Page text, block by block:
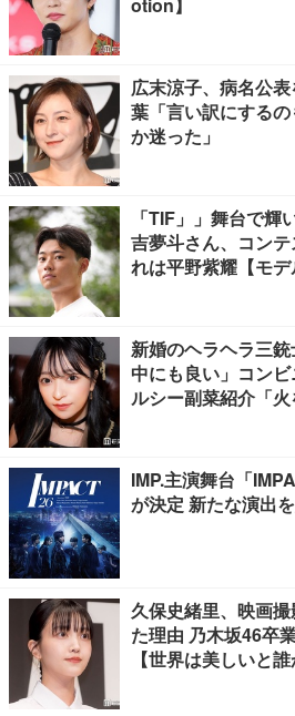
広末涼子、病名公
葉「言い訳にする
か迷った」
「TIF」」舞台で輝
吉夢斗さん、コン
れは平野紫耀【モデ
新婚のヘラヘラ三
中にも良い」コン
ルシー副菜紹介「
IMP.主演舞台「
が決定 新たな演出
久保史緒里、映画
た理由 乃木坂46卒
【世界は美しいと